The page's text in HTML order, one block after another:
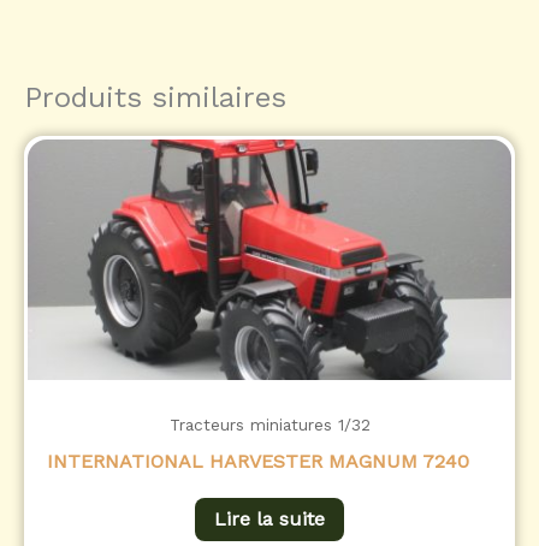
Produits similaires
Tracteurs miniatures 1/32
INTERNATIONAL HARVESTER MAGNUM 7240
Lire la suite